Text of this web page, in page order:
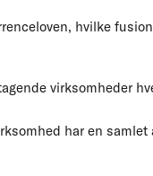
hvilke
virksomheder
har en